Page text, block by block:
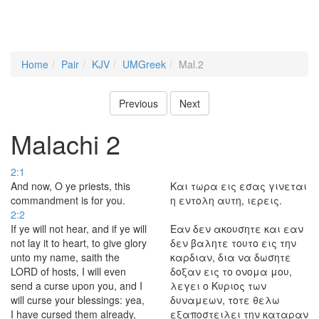
Home Pair KJV UMGreek Mal.2
Previous Next
Malachi 2
2:1
And now, O ye priests, this
commandment is for you.
Και τωρα εις εσας γινεται
η εντολη αυτη, ιερεις.
2:2
If ye will not hear, and if ye will
not lay it to heart, to give glory
unto my name, saith the
LORD of hosts, I will even
send a curse upon you, and I
will curse your blessings: yea,
I have cursed them already,
Εαν δεν ακουσητε και εαν
δεν βαλητε τουτο εις την
καρδιαν, δια να δωσητε
δοξαν εις το ονομα μου,
λεγει ο Κυριος των
δυναμεων, τοτε θελω
εξαποστειλει την καταραν